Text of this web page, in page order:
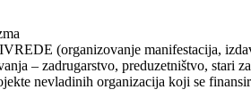
(organizovanje manifestacija,
– zadrugarstvo, preduzetništvo, stari
nevladinih organizacija koji se